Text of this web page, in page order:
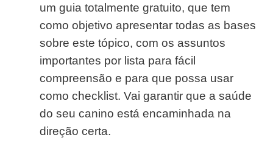
um guia totalmente gratuito, que tem
como objetivo apresentar todas as bases
sobre este tópico, com os assuntos
importantes por lista para fácil
compreensão e para que possa usar
como checklist. Vai garantir que a saúde
do seu canino está encaminhada na
direção certa.